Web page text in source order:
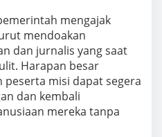
mengajak
mendoakan
dan jurnalis yang saat
Harapan besar
misi dapat segera
dan kembali
mereka tanpa